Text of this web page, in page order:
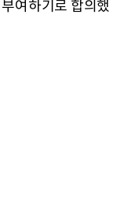
여하기로 합의했